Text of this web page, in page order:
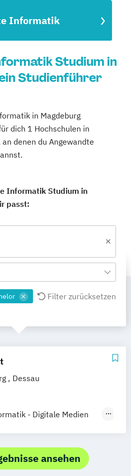
Informatik
Studium in
Studienführer
in Magdeburg
dich 1 Hochschulen in
denen du Angewandte
Informatik Studium in
passt:
Filter zurücksetzen
Dessau
- Digitale Medien
ansehen